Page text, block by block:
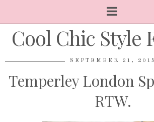
Cool Chic Style
SEPTEMBER 21, 2015
Temperley London
RTW.